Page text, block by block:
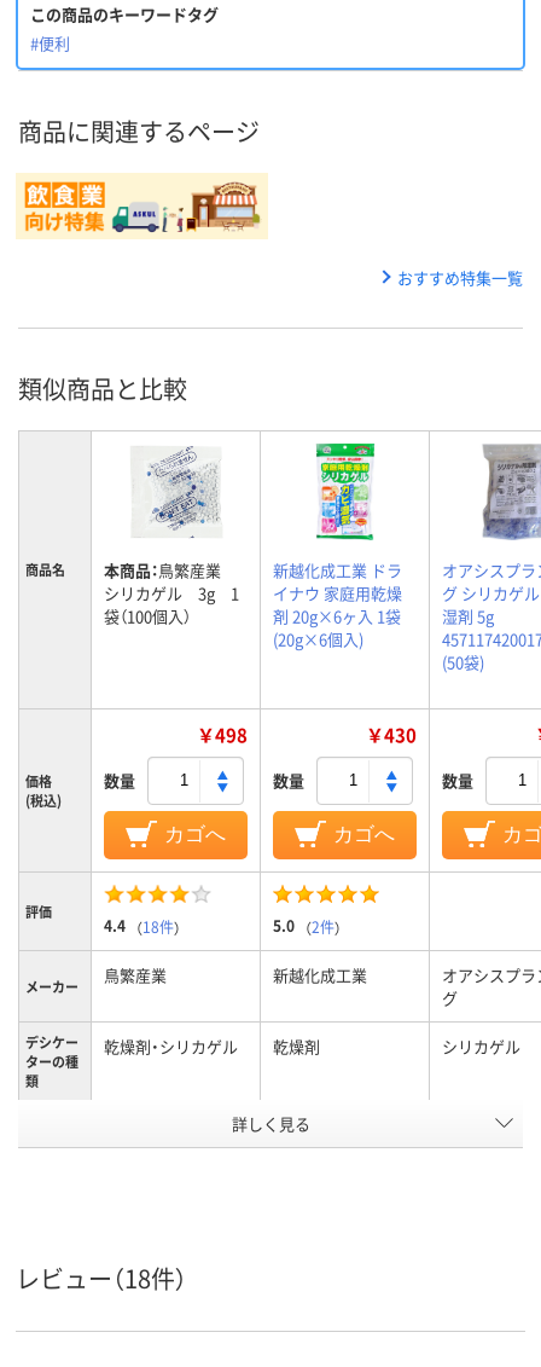
この商品のキーワードタグ
#便利
商品に関連するページ
おすすめ特集一覧
類似商品と比較
商品名 本商品：鳥繁産業
シリカゲル 3g 1
袋（100個入）
新越化成工業 ドラ
イナウ 家庭用乾燥
剤 20g×6ヶ入 1袋
(20g×6個入)
オアシスプ
グ シリカゲ
湿剤 5g
(50袋)
価格
(税込)
￥498
数量
カゴへ
￥430
数量
カゴへ
数量
カ
評価
4.4 （18件） 5.0 （2件）
メーカー 鳥繁産業 新越化成工業
オアシスプ
グ
デシケー
ターの種
類
乾燥剤・シリカゲル 乾燥剤 シリカゲル
20
詳しく見る
レビュー（18件）